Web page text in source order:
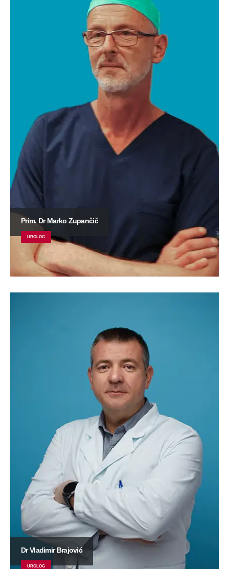
Prim. Dr Marko Zupančič
UROLOG
Dr Vladimir Brajović
UROLOG